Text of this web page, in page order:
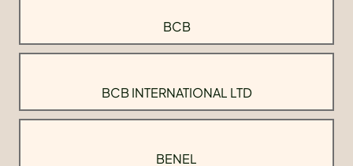
BCB
BCB INTERNATIONAL LTD
BENEL